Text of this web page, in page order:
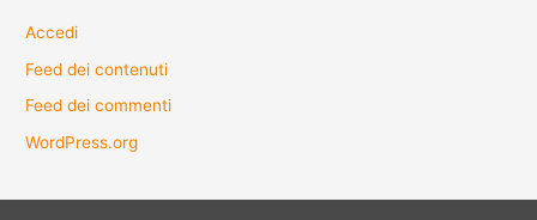
Accedi
Feed dei contenuti
Feed dei commenti
WordPress.org